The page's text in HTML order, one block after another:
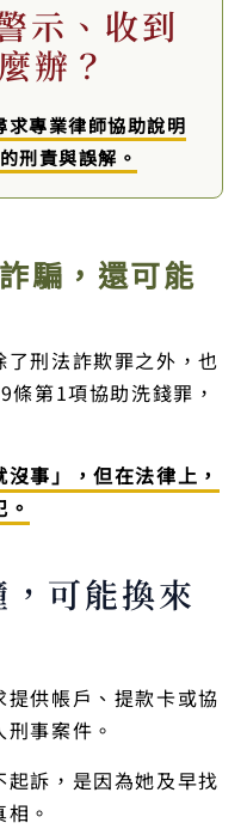
示、收到
辦？
求專業律師協助說明
刑責與誤解。
騙，還可能
刑法詐欺罪之外，也
第1項協助洗錢罪，
事」，但在法律上，
可能換來
供帳戶、提款卡或協
事案件。
訴，是因為她及早找
。